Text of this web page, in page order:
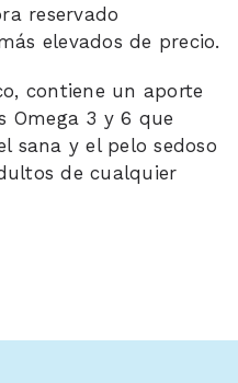
reservado
elevados de precio.
contiene un aporte
Omega 3 y 6 que
sana y el pelo sedoso
de cualquier